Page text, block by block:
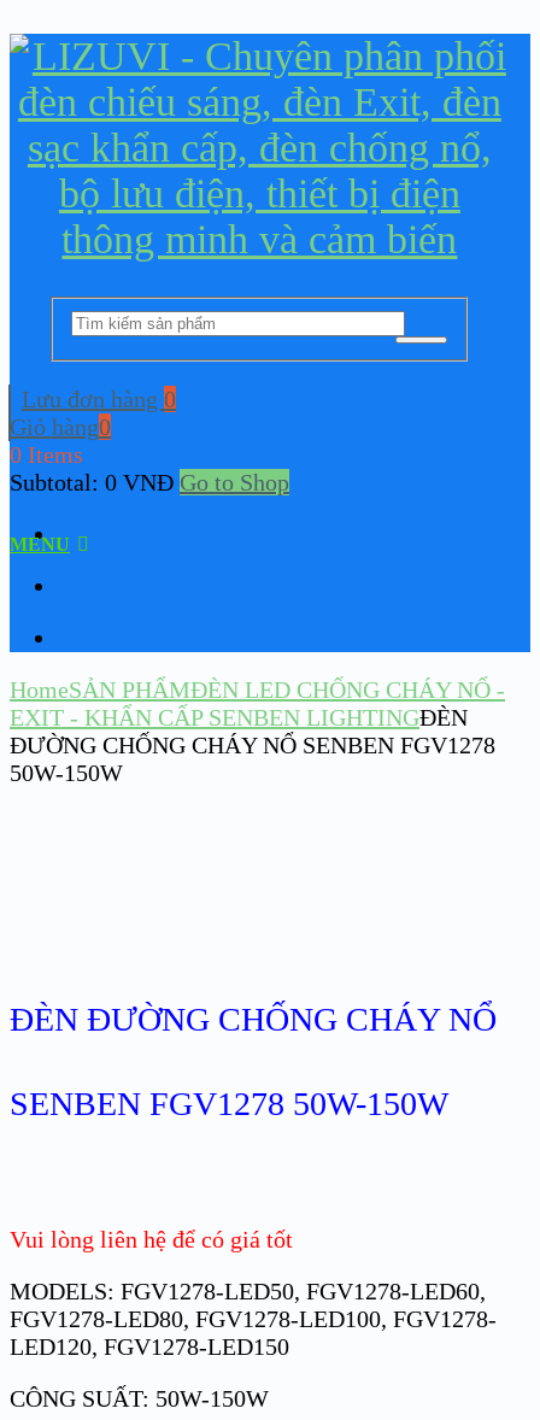
Lưu đơn hàng 0
Giỏ hàng0
0 Items
Subtotal: 0 VNĐ Go to Shop
MENU
HomeSẢN PHẨMĐÈN LED CHỐNG CHÁY NỔ -
EXIT - KHẨN CẤP SENBEN LIGHTINGĐÈN
ĐƯỜNG CHỐNG CHÁY NỔ SENBEN FGV1278
50W-150W
ĐÈN ĐƯỜNG CHỐNG CHÁY NỔ
SENBEN FGV1278 50W-150W
Vui lòng liên hệ để có giá tốt
MODELS: FGV1278-LED50, FGV1278-LED60,
FGV1278-LED80, FGV1278-LED100, FGV1278-
LED120, FGV1278-LED150
CÔNG SUẤT: 50W-150W